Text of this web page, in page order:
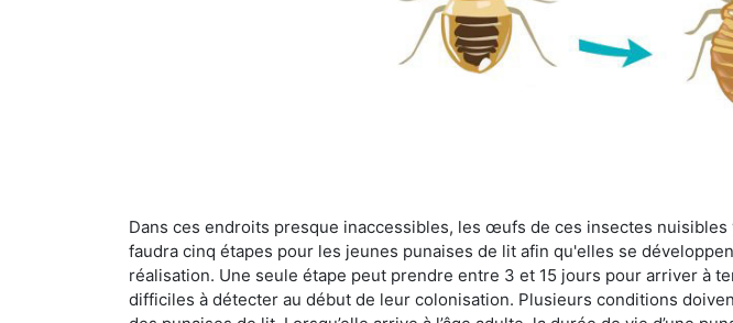
Dans ces endroits presque inaccessibles, les œufs de ces insectes
faudra cinq étapes pour les jeunes punaises de lit afin qu'elles se
réalisation. Une seule étape peut prendre entre 3 et 15 jours pour arriver à
difficiles à détecter au début de leur colonisation. Plusieurs conditions